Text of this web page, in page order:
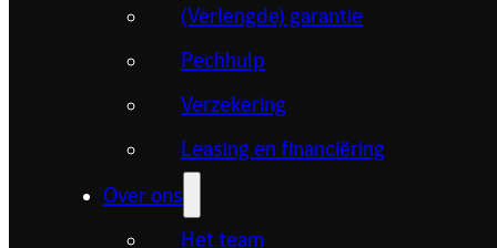
(Verlengde) garantie
Pechhulp
Verzekering
Leasing en financiëring
Over ons
Het team